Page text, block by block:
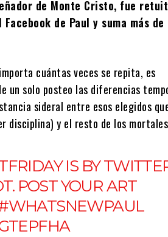
de Monte Cristo, fue
de Paul y suma más de
cuántas veces se repita, es
un solo posteo las diferencias
sideral entre esos elegidos
disciplina) y el resto de los
IS BY
. POST YOUR ART